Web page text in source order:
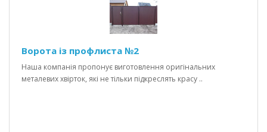
Ворота із профлиста №2
Наша компанія пропонує виготовлення оригінальних
металевих хвірток, які не тільки підкреслять красу ..